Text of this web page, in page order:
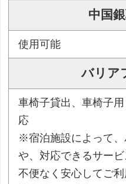
中国
使用可能
バリア
車椅子貸出、車椅子
応
※宿泊施設によって
や、対応できるサー
不便なく安心してご